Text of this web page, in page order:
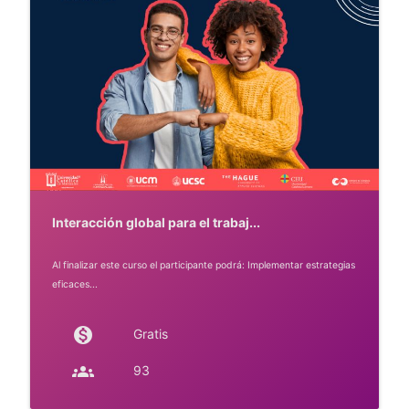
Interacción global para el trabaj...
Al finalizar este curso el participante podrá: Implementar estrategias
eficaces...
monetization_on Gratis
groups 93